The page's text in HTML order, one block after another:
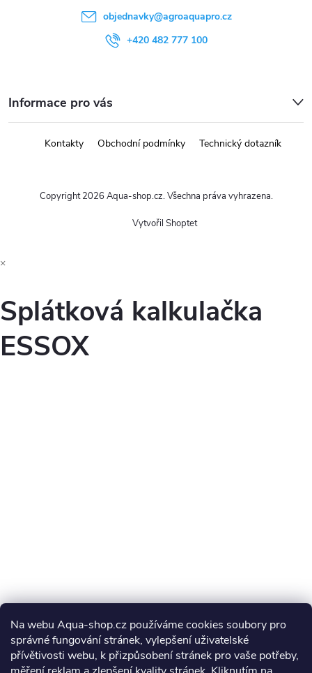
Na webu Aqua-shop.cz používáme cookies soubory pro
správné fungování stránek, vylepšení uživatelské
přívětivosti webu, k přizpůsobení stránek pro vaše potřeby,
objednavky@agroaquapro.cz
+420 482 777 100
Informace pro vás
Kontakty Obchodní podmínky Technický dotazník
Vytvořil Shoptet
Copyright 2026 Aqua-shop.cz. Všechna práva vyhrazena.
×
Splátková kalkulačka
ESSOX